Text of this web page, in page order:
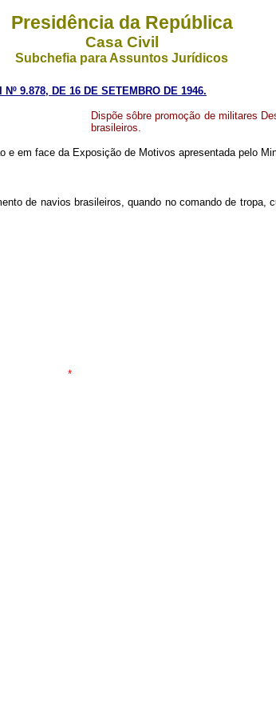
Presidência da República
Casa Civil
Subchefia para Assuntos Jurídicos
Nº 9.878, DE 16 DE SETEMBRO DE 1946.
Dispõe sôbre promoção de militares
brasileiros.
em face da Exposição de Motivos apresentada pelo
de navios brasileiros, quando no comando de
*